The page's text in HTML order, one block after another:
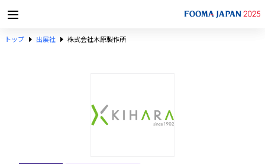
トップ 出展社 株式会社木原製作所